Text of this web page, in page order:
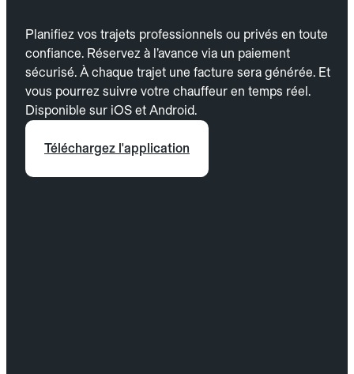
Planifiez vos trajets professionnels ou privés en toute
confiance. Réservez à l’avance via un paiement
sécurisé. À chaque trajet une facture sera générée. Et
vous pourrez suivre votre chauffeur en temps réel.
Disponible sur iOS et Android.
Téléchargez l'application